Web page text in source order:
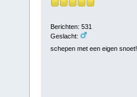
Berichten: 531
Geslacht:
schepen met een eigen snoet!